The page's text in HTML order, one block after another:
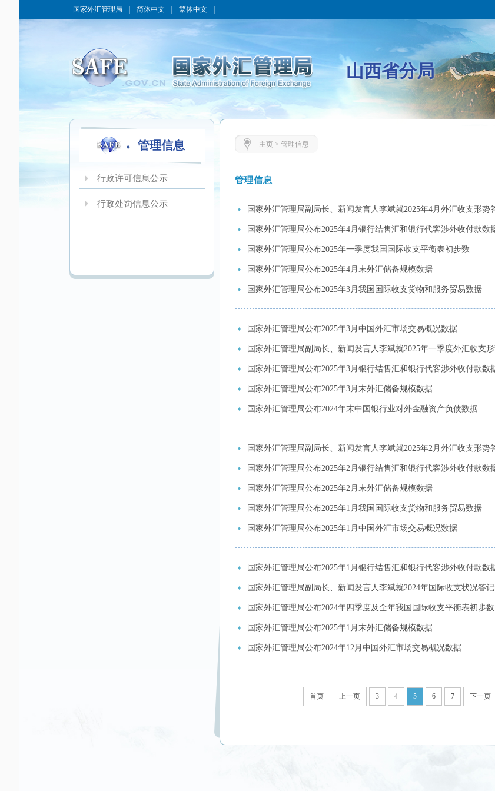
国家外汇管理局 简体中文 繁体中文
山西省分局
管理信息
行政许可信息公示
行政处罚信息公示
主页 >管理信息
管理信息
国家外汇管理局副局长、新闻发言人李斌就2025年4月外汇收支形势
国家外汇管理局公布2025年4月银行结售汇和银行代客涉外收付款数
国家外汇管理局公布2025年一季度我国国际收支平衡表初步数
国家外汇管理局公布2025年4月末外汇储备规模数据
国家外汇管理局公布2025年3月我国国际收支货物和服务贸易数据
国家外汇管理局公布2025年3月中国外汇市场交易概况数据
国家外汇管理局副局长、新闻发言人李斌就2025年一季度外汇收支
国家外汇管理局公布2025年3月银行结售汇和银行代客涉外收付款数
国家外汇管理局公布2025年3月末外汇储备规模数据
国家外汇管理局公布2024年末中国银行业对外金融资产负债数据
国家外汇管理局副局长、新闻发言人李斌就2025年2月外汇收支形势
国家外汇管理局公布2025年2月银行结售汇和银行代客涉外收付款数
国家外汇管理局公布2025年2月末外汇储备规模数据
国家外汇管理局公布2025年1月我国国际收支货物和服务贸易数据
国家外汇管理局公布2025年1月中国外汇市场交易概况数据
国家外汇管理局公布2025年1月银行结售汇和银行代客涉外收付款数
国家外汇管理局副局长、新闻发言人李斌就2024年国际收支状况答
国家外汇管理局公布2024年四季度及全年我国国际收支平衡表初步数
国家外汇管理局公布2025年1月末外汇储备规模数据
国家外汇管理局公布2024年12月中国外汇市场交易概况数据
首页 上一页 3 4 5 6 7 下一页